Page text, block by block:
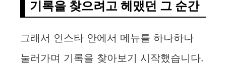
기록을 찾으려고 헤맸던 그 순간
그래서 인스타 안에서 메뉴를 하나하나
눌러가며 기록을 찾아보기 시작했습니다.